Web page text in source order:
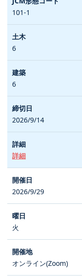
101-1
6
6
2026/9/14
詳細
2026/9/29
火
オンライン(Zoom)